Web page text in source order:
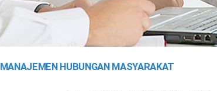
MANAJEMEN HUBUNGAN MASYARAKAT